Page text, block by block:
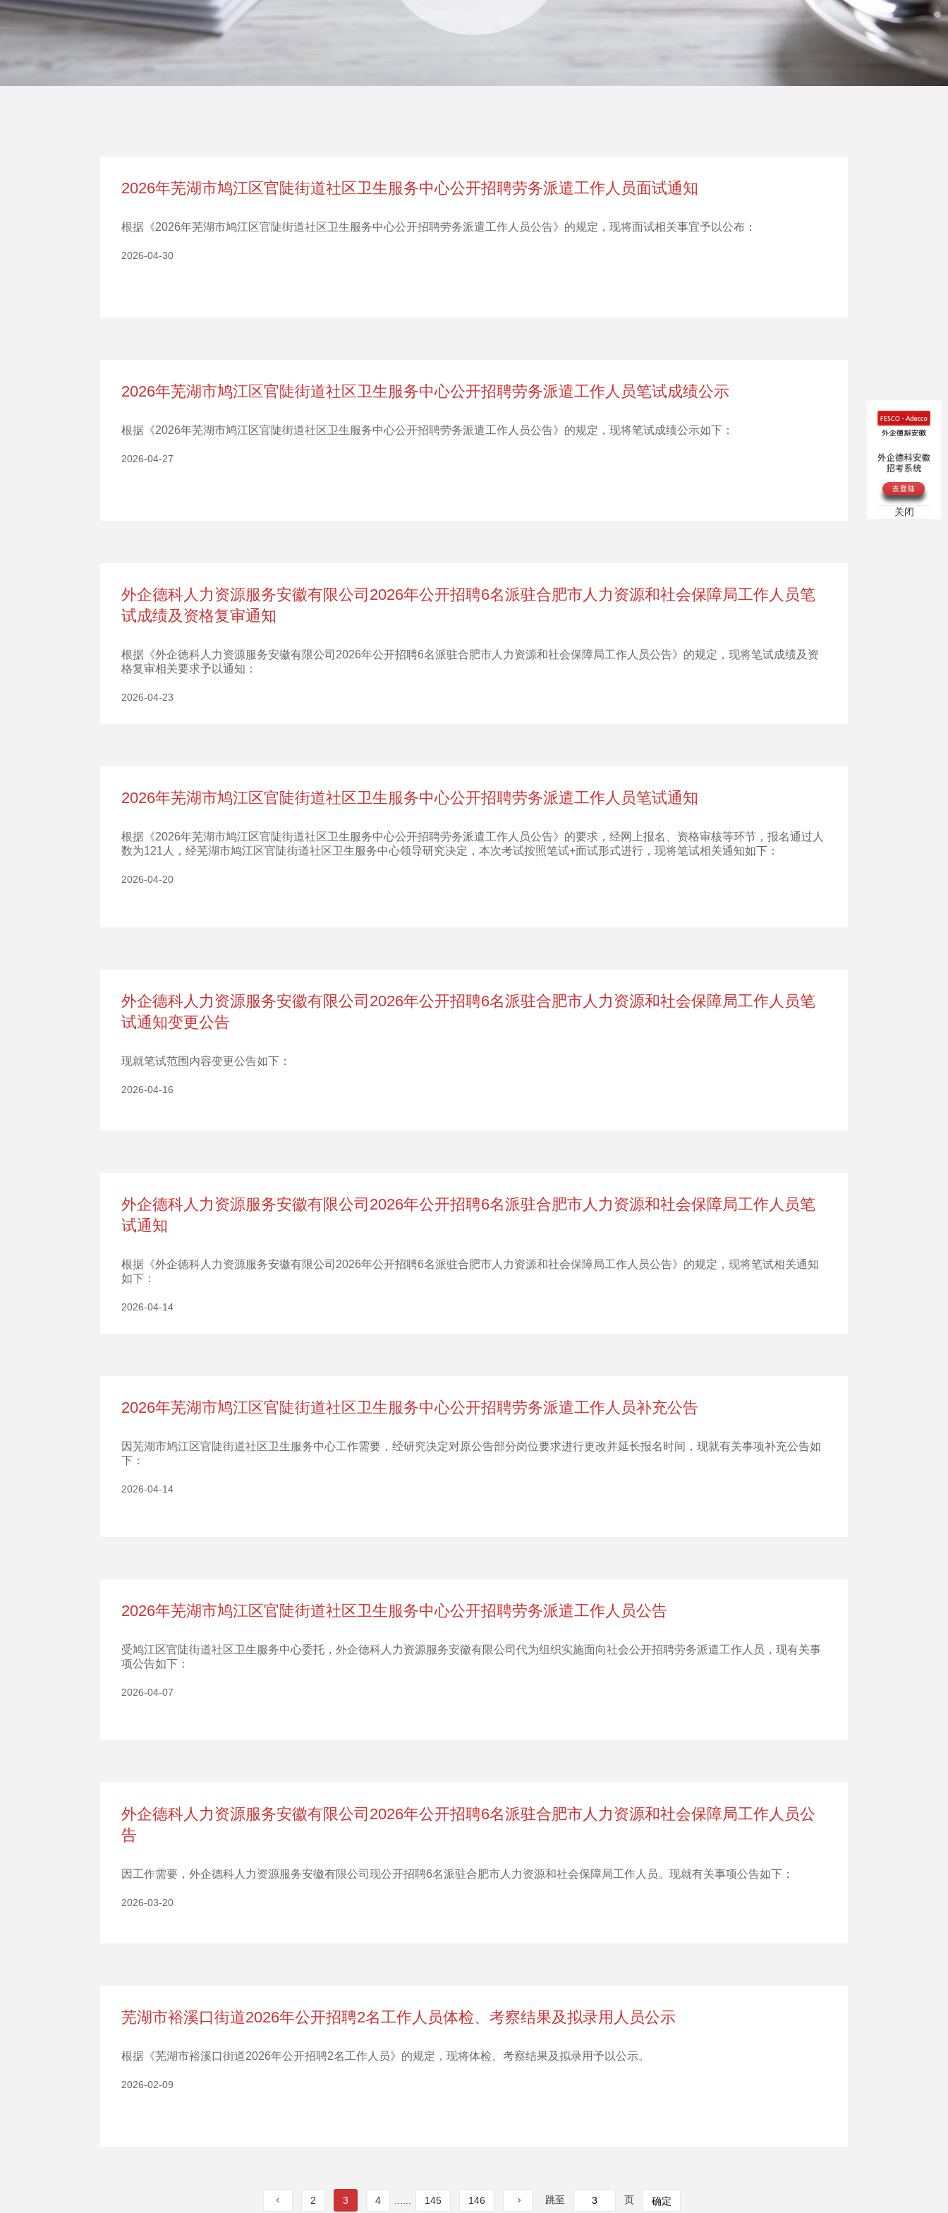
2026年芜湖市鸠江区官陡街道社区卫生服务中心公开招聘劳务派遣工作人员面试通知
根据《2026年芜湖市鸠江区官陡街道社区卫生服务中心公开招聘劳务派遣工作人员公告》的规定，现将面试相关事宜予以公布：
2026-04-30
2026年芜湖市鸠江区官陡街道社区卫生服务中心公开招聘劳务派遣工作人员笔试成绩公示
根据《2026年芜湖市鸠江区官陡街道社区卫生服务中心公开招聘劳务派遣工作人员公告》的规定，现将笔试成绩公示如下：
2026-04-27
外企德科人力资源服务安徽有限公司2026年公开招聘6名派驻合肥市人力资源和社会保障局工作人员笔
试成绩及资格复审通知
根据《外企德科人力资源服务安徽有限公司2026年公开招聘6名派驻合肥市人力资源和社会保障局工作人员公告》的规定，现将笔试成绩及资
格复审相关要求予以通知：
2026-04-23
2026年芜湖市鸠江区官陡街道社区卫生服务中心公开招聘劳务派遣工作人员笔试通知
根据《2026年芜湖市鸠江区官陡街道社区卫生服务中心公开招聘劳务派遣工作人员公告》的要求，经网上报名、资格审核等环节，报名通过人
数为121人，经芜湖市鸠江区官陡街道社区卫生服务中心领导研究决定，本次考试按照笔试+面试形式进行，现将笔试相关通知如下：
2026-04-20
外企德科人力资源服务安徽有限公司2026年公开招聘6名派驻合肥市人力资源和社会保障局工作人员笔
试通知变更公告
现就笔试范围内容变更公告如下：
2026-04-16
外企德科人力资源服务安徽有限公司2026年公开招聘6名派驻合肥市人力资源和社会保障局工作人员笔
试通知
根据《外企德科人力资源服务安徽有限公司2026年公开招聘6名派驻合肥市人力资源和社会保障局工作人员公告》的规定，现将笔试相关通知
如下：
2026-04-14
2026年芜湖市鸠江区官陡街道社区卫生服务中心公开招聘劳务派遣工作人员补充公告
因芜湖市鸠江区官陡街道社区卫生服务中心工作需要，经研究决定对原公告部分岗位要求进行更改并延长报名时间，现就有关事项补充公告如
下：
2026-04-14
2026年芜湖市鸠江区官陡街道社区卫生服务中心公开招聘劳务派遣工作人员公告
受鸠江区官陡街道社区卫生服务中心委托，外企德科人力资源服务安徽有限公司代为组织实施面向社会公开招聘劳务派遣工作人员，现有关事
项公告如下：
2026-04-07
外企德科人力资源服务安徽有限公司2026年公开招聘6名派驻合肥市人力资源和社会保障局工作人员公
告
因工作需要，外企德科人力资源服务安徽有限公司现公开招聘6名派驻合肥市人力资源和社会保障局工作人员。现就有关事项公告如下：
2026-03-20
芜湖市裕溪口街道2026年公开招聘2名工作人员体检、考察结果及拟录用人员公示
根据《芜湖市裕溪口街道2026年公开招聘2名工作人员》的规定，现将体检、考察结果及拟录用予以公示。
2026-02-09
2 3 4 145 146 跳至 页 确定
关闭